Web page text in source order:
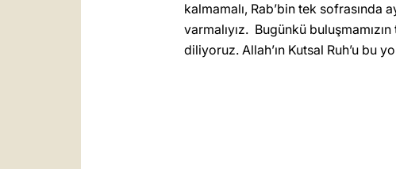
kalmamalı, Rab’bin tek
varmalıyız. Bugünkü
diliyoruz. Allah’ın Kutsal Ruh’u bu